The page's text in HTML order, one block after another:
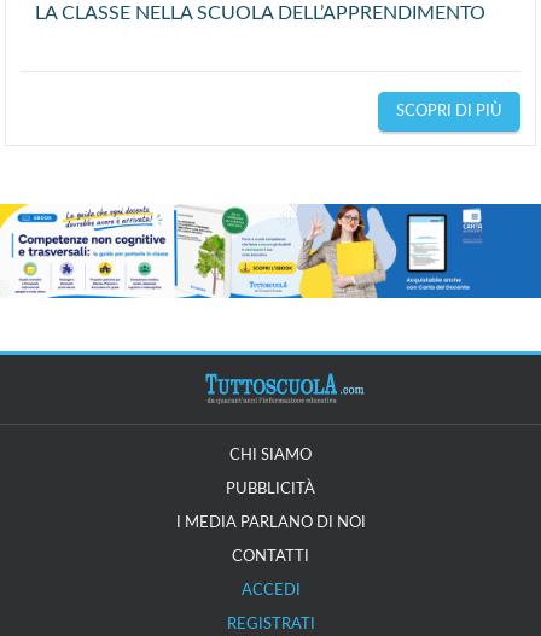
LA CLASSE NELLA SCUOLA DELL’APPRENDIMENTO
SCOPRI DI PIÙ
CHI SIAMO
PUBBLICITÀ
I MEDIA PARLANO DI NOI
CONTATTI
ACCEDI
REGISTRATI